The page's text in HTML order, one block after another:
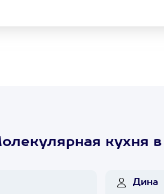
кухня
Дина